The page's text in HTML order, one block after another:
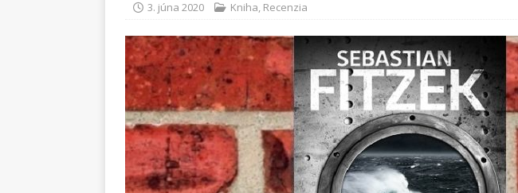
3. júna 2020 Kniha, Recenzia